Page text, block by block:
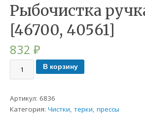
Рыбочистка
[46700, 40561]
832₽
В корзину
Артикул: 6836
Категория:Чистки, терки, прессы